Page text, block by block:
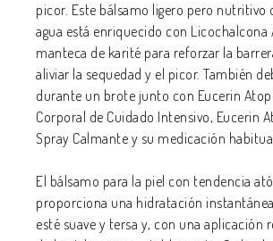
picor. Este bálsamo ligero pero nutritivo
agua está enriquecido con Licochalcona
manteca de karité para reforzar la
aliviar la sequedad y el picor. También
durante un brote junto con Eucerin
Corporal de Cuidado Intensivo, Eucerin
Spray Calmante y su medicación
El bálsamo para la piel con tendencia
proporciona una hidratación
esté suave y tersa y, con una aplicación